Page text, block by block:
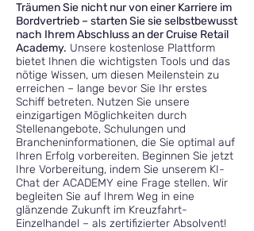
Träumen Sie nicht nur von einer Karriere im
Bordvertrieb – starten Sie sie selbstbewusst
nach Ihrem Abschluss an der Cruise Retail
Academy. Unsere kostenlose Plattform
bietet Ihnen die wichtigsten Tools und das
nötige Wissen, um diesen Meilenstein zu
erreichen – lange bevor Sie Ihr erstes
Schiff betreten. Nutzen Sie unsere
einzigartigen Möglichkeiten durch
Stellenangebote, Schulungen und
Brancheninformationen, die Sie optimal auf
Ihren Erfolg vorbereiten. Beginnen Sie jetzt
Ihre Vorbereitung, indem Sie unserem KI-
Chat der ACADEMY eine Frage stellen. Wir
begleiten Sie auf Ihrem Weg in eine
glänzende Zukunft im Kreuzfahrt-
Einzelhandel – als zertifizierter Absolvent!